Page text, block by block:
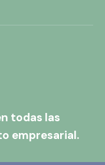
todas las
empresarial.